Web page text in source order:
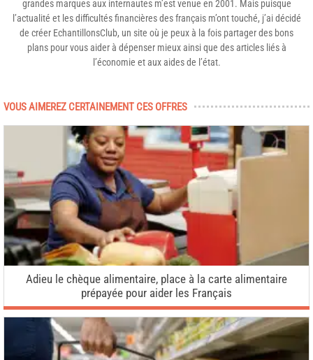
grandes marques aux internautes m’est venue en 2001. Mais puisque
l’actualité et les difficultés financières des français m’ont touché, j’ai décidé
de créer EchantillonsClub, un site où je peux à la fois partager des bons
plans pour vous aider à dépenser mieux ainsi que des articles liés à
l’économie et aux aides de l’état.
VOUS AIMEREZ CERTAINEMENT CES OFFRES
Adieu le chèque alimentaire, place à la carte alimentaire
prépayée pour aider les Français